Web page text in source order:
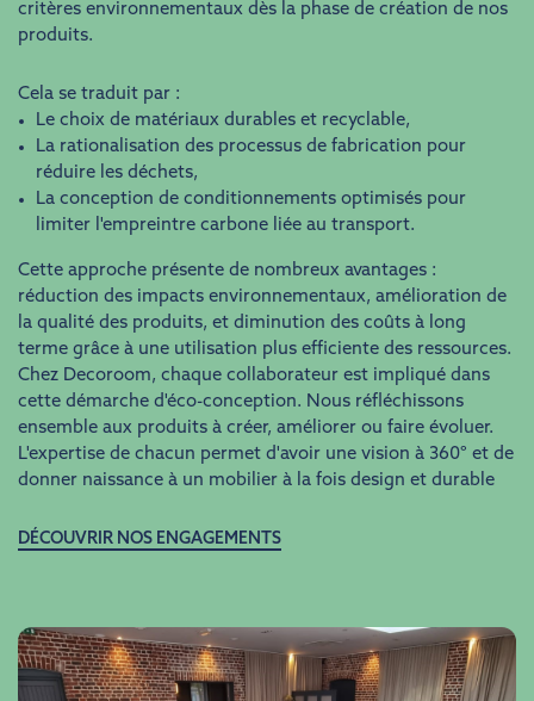
critères environnementaux dès la phase de création de nos
produits.
Cela se traduit par :
Le choix de matériaux durables et recyclable,
La rationalisation des processus de fabrication pour
réduire les déchets,
La conception de conditionnements optimisés pour
limiter l'empreintre carbone liée au transport.
Cette approche présente de nombreux avantages :
réduction des impacts environnementaux, amélioration de
la qualité des produits, et diminution des coûts à long
terme grâce à une utilisation plus efficiente des ressources.
Chez Decoroom, chaque collaborateur est impliqué dans
cette démarche d'éco-conception. Nous réfléchissons
ensemble aux produits à créer, améliorer ou faire évoluer.
L'expertise de chacun permet d'avoir une vision à 360° et de
donner naissance à un mobilier à la fois design et durable
DÉCOUVRIR NOS ENGAGEMENTS